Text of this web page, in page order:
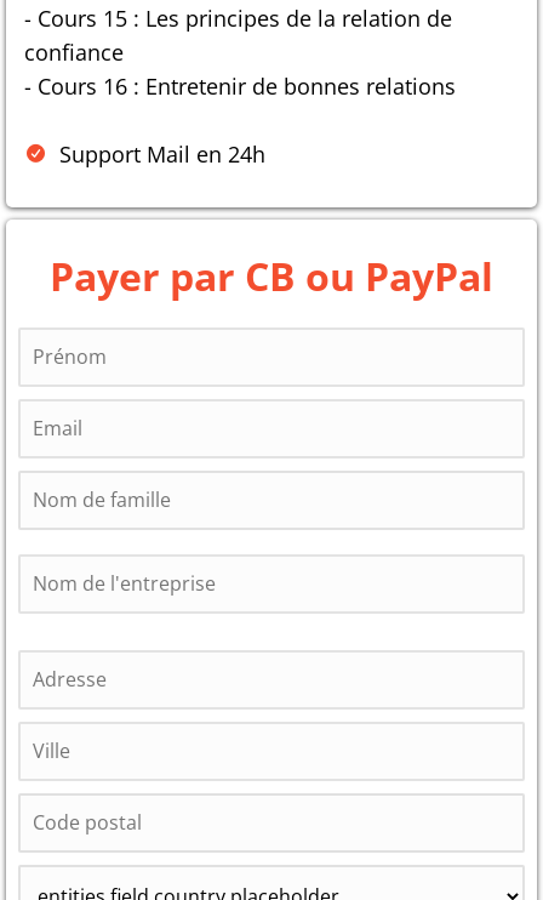
- Cours 15 : Les principes de la relation de
confiance
- Cours 16 : Entretenir de bonnes relations
Support Mail en 24h
Payer par CB ou PayPal